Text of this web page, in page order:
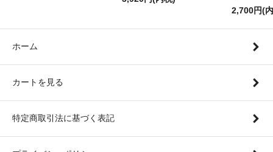
2,700円(
ホーム
カートを見る
特定商取引法に基づく表記